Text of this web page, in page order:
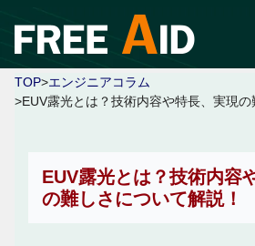
TOP>エンジニアコラム
>EUV露光とは？技術内容や特長、実現の
EUV露光とは？技術内容
の難しさについて解説！